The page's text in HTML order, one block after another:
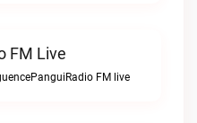
FM Live
FM live